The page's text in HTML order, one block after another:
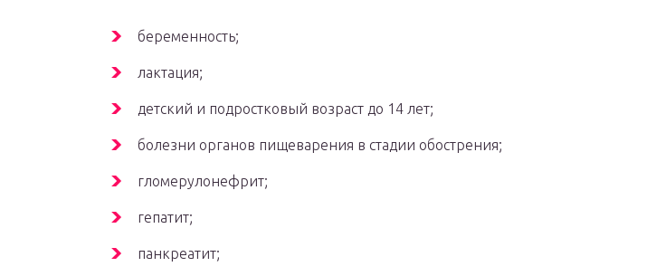
беременность;
лактация;
детский и подростковый возраст до 14 лет;
болезни органов пищеварения в стадии обострения;
гломерулонефрит;
гепатит;
панкреатит;